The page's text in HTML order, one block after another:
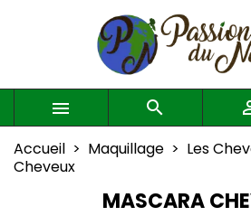
 
Accueil Maquillage Les
Cheveux
MASCARA
Mes listes d'envies
Créer une nouvelle liste
((modalTitle))
((confirmMessage))
Créer une liste
Nom de la liste d'envies
Connexion
Vous devez être connecté pour
à votre liste d'envies.
Annuler